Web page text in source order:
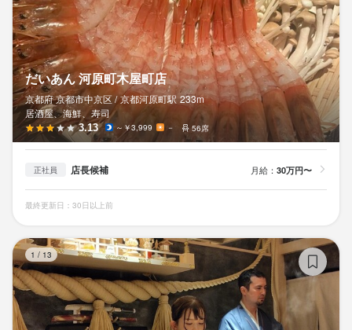
だいあん 河原町木屋町店
京都府 京都市中京区 / 京都河原町駅 233m
居酒屋、海鮮、寿司
3.13 ～￥3,999 － 56席
正社員 店長候補 月給： 30万円〜
最終更新日：30日以上前
1 / 13